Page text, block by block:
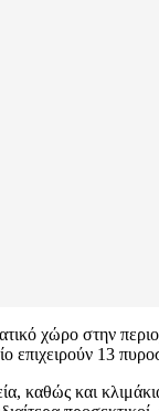
χώρο στην
επιχειρούν 13
καθώς και